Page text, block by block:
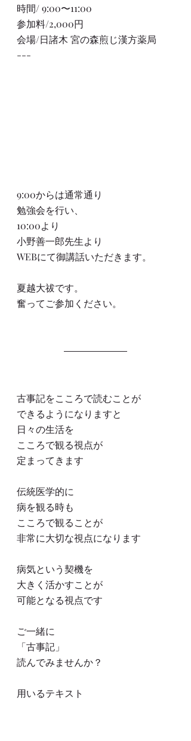
時間/ 9:00〜11:00
参加料/2,000円
会場/日諸木 宮の森煎じ漢方薬局
---
9:00からは通常通り
勉強会を行い、
10:00より
小野善一郎先生より
WEBにて御講話いただきます。
夏越大祓です。
奮ってご参加ください。
古事記をこころで読むことが
できるようになりますと
日々の生活を
こころで観る視点が
定まってきます
伝統医学的に
病を観る時も
こころで観ることが
非常に大切な視点になります
病気という契機を
大きく活かすことが
可能となる視点です
ご一緒に
「古事記」
読んでみませんか？
用いるテキスト